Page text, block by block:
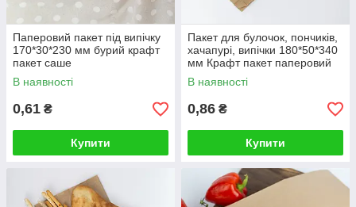
Паперовий пакет під випічку
170*30*230 мм бурий крафт
пакет саше
В наявності
0,61 ₴
Купити
Пакет для булочок, пончиків,
хачапурі, випічки 180*50*340
мм Крафт пакет паперовий
фасувальний середній
В наявності
0,86 ₴
Купити